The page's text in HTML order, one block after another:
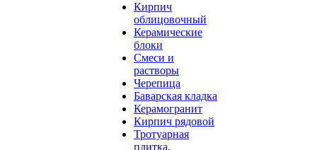
Кирпич
облицовочный
Керамические
блоки
Смеси и
растворы
Черепица
Баварская кладка
Керамогранит
Кирпич рядовой
Тротуарная
плитка,